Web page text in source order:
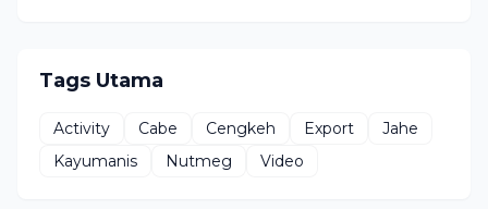
Tags Utama
Activity Cabe Cengkeh Export
Jahe
Kayumanis
Nutmeg Video